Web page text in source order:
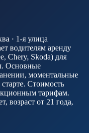
· 1-я улица
водителям аренду
Chery, Skoda) для
Основные
моментальные
Стоимость
тарифам.
возраст от 21 года,